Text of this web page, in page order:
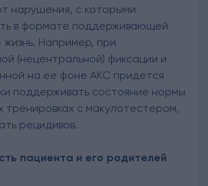
нарушения, с которыми
в формате поддерживающей
Например, при
(нецентральной) фиксации и
на ее фоне АКС придется
поддерживать состояние нормы
тренировках с макулотестером,
рецидивов.
пациента и его родителей